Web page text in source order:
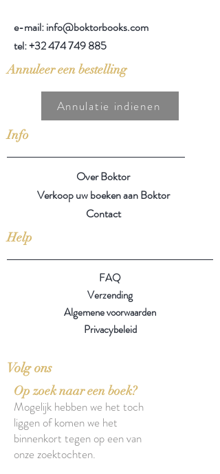
e-mail: info@boktorbooks.com
tel:+32 474 749 885
Annuleer een bestelling
Annulatie indienen
Info
Over Boktor
Verkoop uw boeken aan Boktor
Contact
Help
FAQ
Verzending
Algemene voorwaarden
Privacybeleid
Volg ons
Op zoek naar een boek?
Mogelijk hebben we het toch
liggen of komen we het
binnenkort tegen op een van
onze zoektochten.